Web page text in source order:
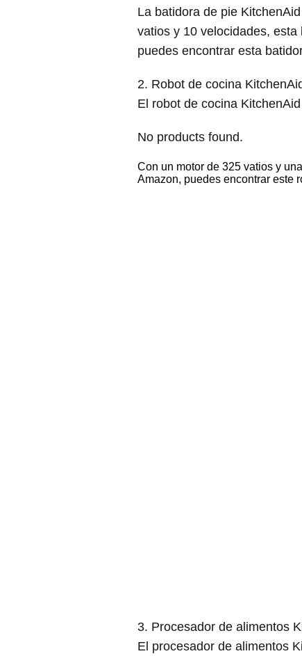
La batidora de pie
vatios y 10 velocidades,
puedes encontrar esta
2. Robot de cocina
El robot de cocina
No products found.
Con un motor de 325 vatios y
Amazon, puedes encontrar este
3. Procesador de alimentos
El procesador de alimentos